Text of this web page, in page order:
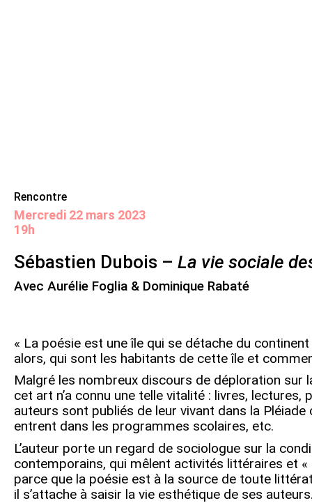
Rencontre
mercredi 22 mars 2023
19h
Sébastien Dubois – La vie sociale
Avec Aurélie Foglia & Dominique Rabaté
« La poésie est une île qui se détache du
alors, qui sont les habitants de cette île et
Malgré les nombreux discours de déploration sur
cet art n’a connu une telle vitalité : livres,
auteurs sont publiés de leur vivant dans la Pléiade
entrent dans les programmes scolaires, etc.
L’auteur porte un regard de sociologue sur la
contemporains, qui mêlent activités littéraires et
parce que la poésie est à la source de toute
il s’attache à saisir la vie esthétique de ses